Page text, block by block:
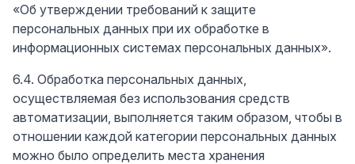
«Об утверждении требований к защите
персональных данных при их обработке в
информационных системах персональных данных».
6.4. Обработка персональных данных,
осуществляемая без использования средств
автоматизации, выполняется таким образом, чтобы в
отношении каждой категории персональных данных
можно было определить места хранения